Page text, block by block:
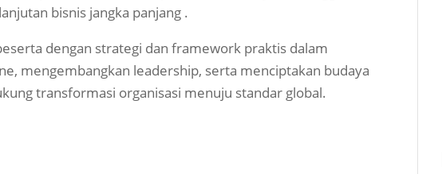
bisnis jangka panjang .
dengan strategi dan framework praktis dalam
mengembangkan leadership, serta menciptakan budaya
transformasi organisasi menuju standar global.